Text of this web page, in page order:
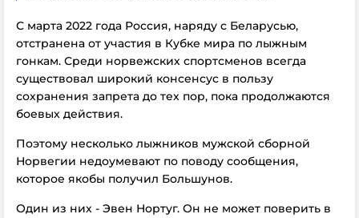
С марта 2022 года Россия, наряду с Беларусью,
отстранена от участия в Кубке мира по лыжным
гонкам. Среди норвежских спортсменов всегда
существовал широкий консенсус в пользу
сохранения запрета до тех пор, пока продолжаются
боевых действия.
Поэтому несколько лыжников мужской сборной
Норвегии недоумевают по поводу сообщения,
которое якобы получил Большунов.
Один из них - Эвен Нортуг. Он не может поверить в